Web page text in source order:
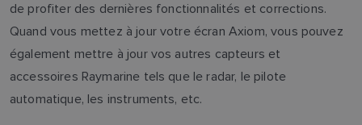
de profiter des dernières fonctionnalités et corrections.
Quand vous mettez à jour votre écran Axiom, vous pouvez
également mettre à jour vos autres capteurs et
accessoires Raymarine tels que le radar, le pilote
automatique, les instruments, etc.